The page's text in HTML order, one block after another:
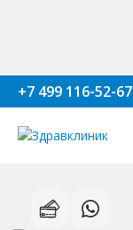
+7 499 116-52-67